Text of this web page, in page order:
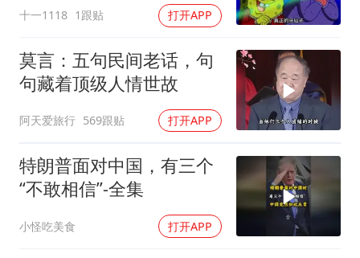
十一1118 1跟贴 打开APP
莫言：五句民间老话，句
句藏着顶级人情世故
阿天爱旅行 569跟贴 打开APP
特朗普面对中国，有三个
“不敢相信”-全集
小怪吃美食 打开APP